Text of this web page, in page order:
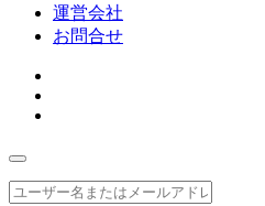
運営会社
お問合せ